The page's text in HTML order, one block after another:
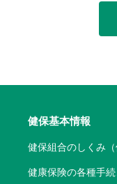
健保基本情報
健保組合のしくみ
健康保険の各種手続